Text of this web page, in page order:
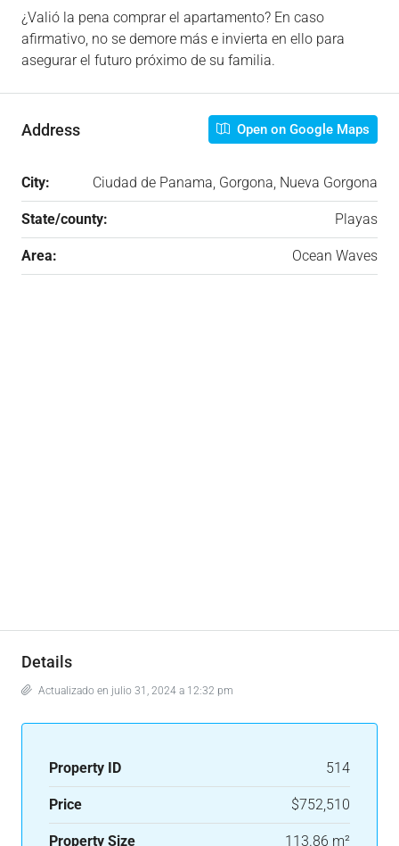
¿Valió la pena comprar el apartamento? En caso
afirmativo, no se demore más e invierta en ello para
asegurar el futuro próximo de su familia.
Address Open on Google Maps
City: Ciudad de Panama, Gorgona, Nueva Gorgona
State/county: Playas
Area: Ocean Waves
Details
Actualizado en julio 31, 2024 a 12:32 pm
Property ID 514
Price $752,510
Property Size 113.86 m²